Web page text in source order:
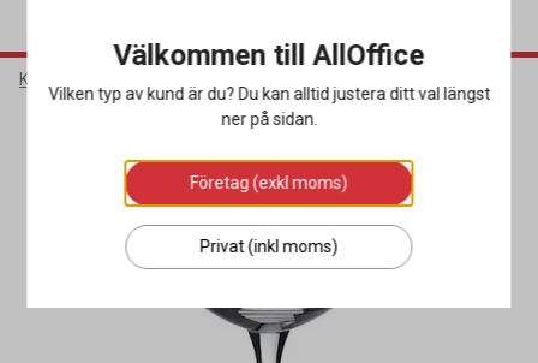
Kök & Servering
Välkommen till AllOffice
Vilken typ av kund är du? Du kan alltid justera ditt val längst
ner på sidan.
Företag (exkl moms)
Privat (inkl moms)